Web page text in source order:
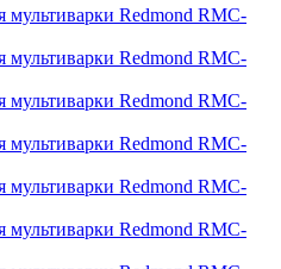
мультиварки Redmond RMC-
мультиварки Redmond RMC-
мультиварки Redmond RMC-
мультиварки Redmond RMC-
мультиварки Redmond RMC-
мультиварки Redmond RMC-